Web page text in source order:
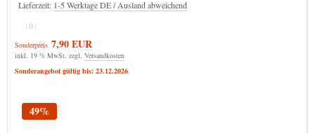
Lieferzeit: 1-5 Werktage DE / Ausland abweichend
(0)
Sonderpreis 7,90 EUR
inkl. 19 % MwSt. zzgl. Versandkosten
Sonderangebot gültig bis: 23.12.2026
49%